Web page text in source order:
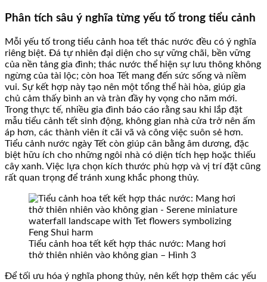
Phân tích sâu ý nghĩa từng yếu tố trong tiểu cảnh
Mỗi yếu tố trong tiểu cảnh hoa tết thác nước đều có ý nghĩa
riêng biệt. Đá tự nhiên đại diện cho sự vững chãi, bền vững
của nền tảng gia đình; thác nước thể hiện sự lưu thông không
ngừng của tài lộc; còn hoa Tết mang đến sức sống và niềm
vui. Sự kết hợp này tạo nên một tổng thể hài hòa, giúp gia
chủ cảm thấy bình an và tràn đầy hy vọng cho năm mới.
Trong thực tế, nhiều gia đình báo cáo rằng sau khi lắp đặt
mẫu tiểu cảnh tết sinh động, không gian nhà cửa trở nên ấm
áp hơn, các thành viên ít cãi vã và công việc suôn sẻ hơn.
Tiểu cảnh nước ngày Tết còn giúp cân bằng âm dương, đặc
biệt hữu ích cho những ngôi nhà có diện tích hẹp hoặc thiếu
cây xanh. Việc lựa chọn kích thước phù hợp và vị trí đặt cũng
rất quan trọng để tránh xung khắc phong thủy.
Tiểu cảnh hoa tết kết hợp thác nước: Mang hơi
thở thiên nhiên vào không gian – Hình 3
Để tối ưu hóa ý nghĩa phong thủy, nên kết hợp thêm các yếu